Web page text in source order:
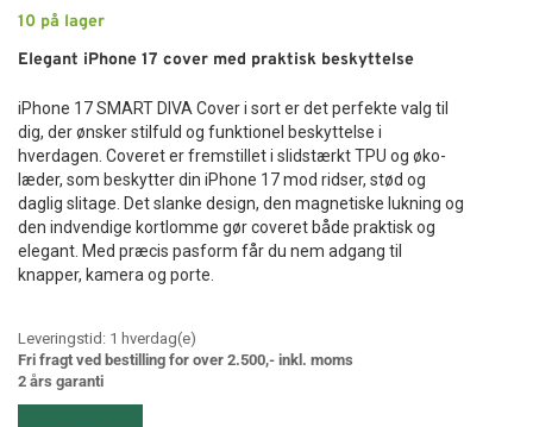
10 på lager
Elegant iPhone 17 cover med praktisk beskyttelse
iPhone 17 SMART DIVA Cover i sort er det perfekte valg til
dig, der ønsker stilfuld og funktionel beskyttelse i
hverdagen. Coveret er fremstillet i slidstærkt TPU og øko-
læder, som beskytter din iPhone 17 mod ridser, stød og
daglig slitage. Det slanke design, den magnetiske lukning og
den indvendige kortlomme gør coveret både praktisk og
elegant. Med præcis pasform får du nem adgang til
knapper, kamera og porte.
Leveringstid: 1 hverdag(e)
Fri fragt ved bestilling for over 2.500,- inkl. moms
2 års garanti